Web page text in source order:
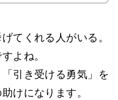
てくれる人がいる。
よね。
引き受ける勇気」を
けになります。